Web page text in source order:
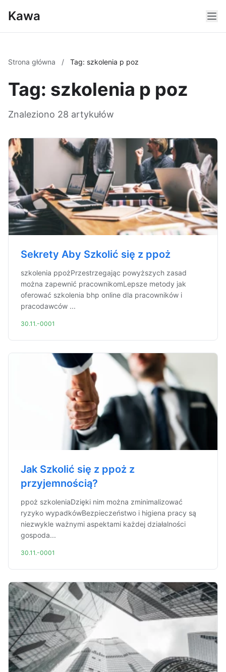
Kawa
Strona główna / Tag: szkolenia p poz
Tag: szkolenia p poz
Znaleziono 28 artykułów
Sekrety Aby Szkolić się z ppoż
szkolenia ppożPrzestrzegając powyższych zasad
można zapewnić pracownikomLepsze metody jak
oferować szkolenia bhp online dla pracowników i
pracodawców ...
30.11.-0001
Jak Szkolić się z ppoż z
przyjemnością?
ppoż szkoleniaDzięki nim można zminimalizować
ryzyko wypadkówBezpieczeństwo i higiena pracy są
niezwykle ważnymi aspektami każdej działalności
gospoda...
30.11.-0001